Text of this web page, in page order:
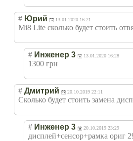
# Юрий 13.01.2020 16:21
Mi8 Lite сколько будет стоить
# Инженер 3 13.01.2020 16:28
1300 грн
# Дмитрий 20.10.2019 22:11
Сколько будет стоить замена
# Инженер 3 20.10.2019 23:29
дисплей+сенсор+рамка ориг